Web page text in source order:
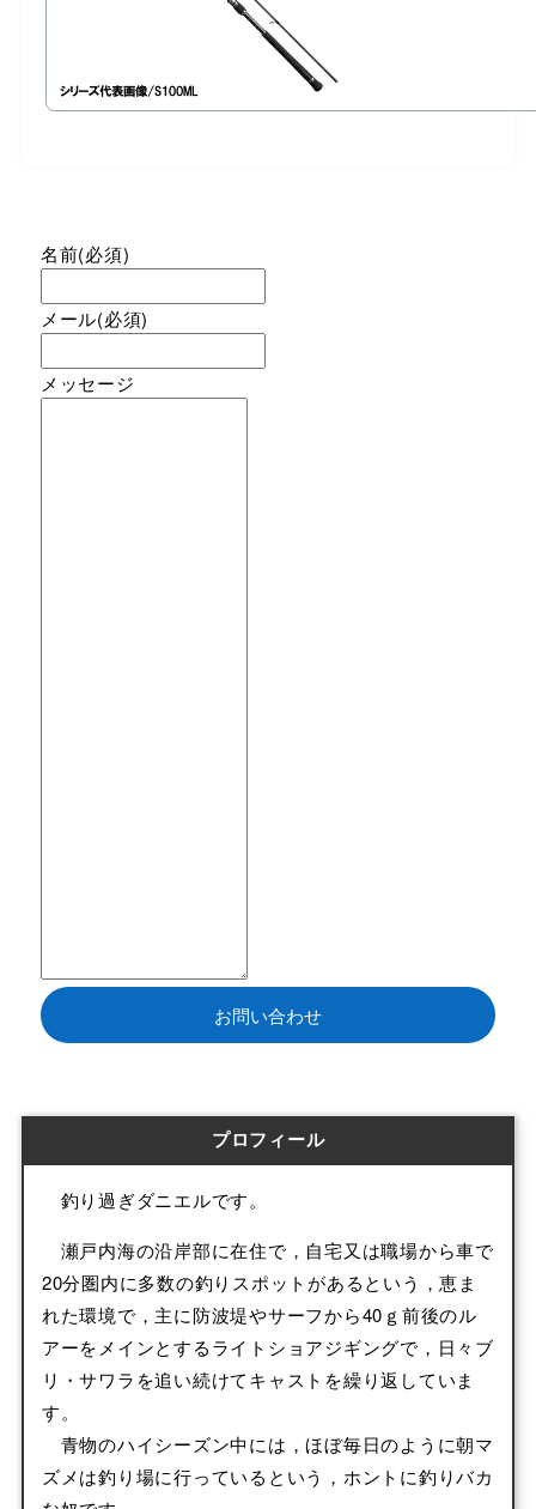
名前(必須)
メール(必須)
メッセージ
お問い合わせ
プロフィール
釣り過ぎダニエルです。
瀬戸内海の沿岸部に在住で，自宅又は職場から車で
20分圏内に多数の釣りスポットがあるという，恵ま
れた環境で，主に防波堤やサーフから40ｇ前後のル
アーをメインとするライトショアジギングで，日々ブ
リ・サワラを追い続けてキャストを繰り返していま
す。
青物のハイシーズン中には，ほぼ毎日のように朝マ
ズメは釣り場に行っているという，ホントに釣りバカ